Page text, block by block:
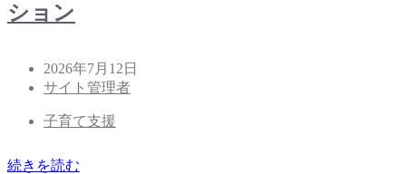
ション
2026年7月12日
サイト管理者
子育て支援
続きを読む